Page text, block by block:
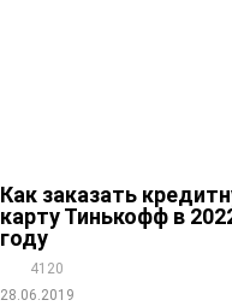
Как заказать
карту Тинькофф в
году
4120
28.06.2019